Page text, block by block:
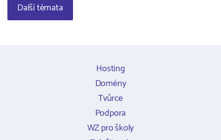
Další témata
Hosting
Domény
Tvůrce
Podpora
WZ pro školy